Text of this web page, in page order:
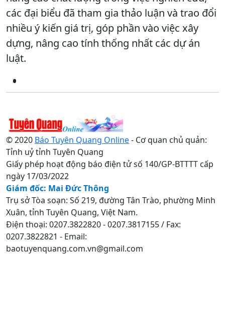
các đại biểu đã tham gia thảo luận và trao đổi
nhiều ý kiến giá trị, góp phần vào việc xây
dựng, nâng cao tính thống nhất các dự án
luật.
© 2020 Báo Tuyên Quang Online- Cơ quan chủ quản:
Tỉnh uỷ tỉnh Tuyên Quang
Giấy phép hoạt động báo điện tử số 140/GP-BTTTT cấp
ngày 17/03/2022
Giám đốc: Mai Đức Thông
Trụ sở Tòa soạn: Số 219, đường Tân Trào, phường Minh
Xuân, tỉnh Tuyên Quang, Việt Nam.
Điện thoại: 0207.3822820 - 0207.3817155 / Fax:
0207.3822821 - Email:
baotuyenquang.com.vn@gmail.com